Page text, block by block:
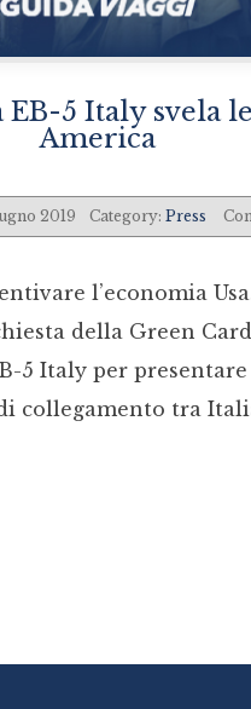
5 Italy svela
America
2019 Category: Press
l’economia
della Green
5 Italy per
collegamento tra